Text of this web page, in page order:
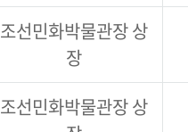
조선민화박물관장 상
장
조선민화박물관장 상